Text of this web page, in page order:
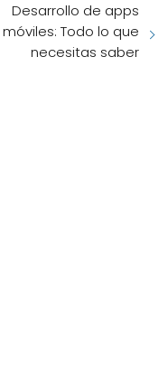
Desarrollo de apps
móviles: Todo lo que
necesitas saber